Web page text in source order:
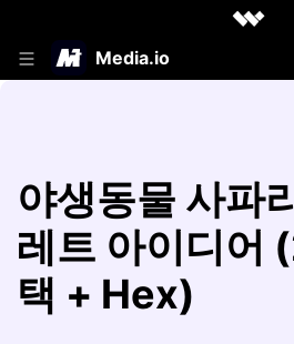
Media.io
야생동물 사파
레트 아이디어
택 + Hex)